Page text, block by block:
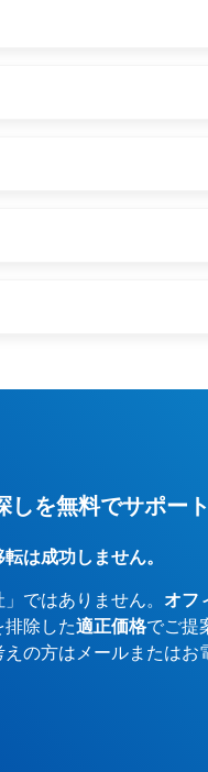
しを無料でサポー
は成功しません。
ではありません。 オフ
除した適正価格でご提
の方はメールまたは